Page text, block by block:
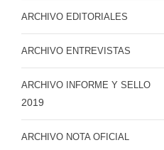
ARCHIVO EDITORIALES
ARCHIVO ENTREVISTAS
ARCHIVO INFORME Y SELLO
2019
ARCHIVO NOTA OFICIAL